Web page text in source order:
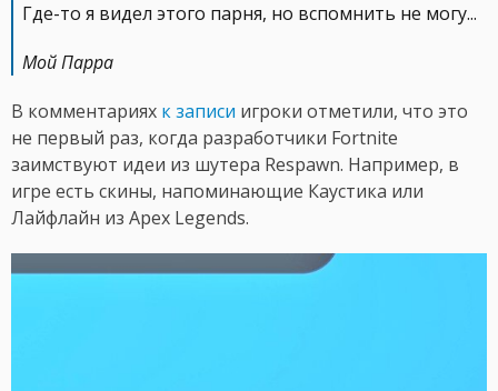
Где-то я видел этого парня, но вспомнить не могу...
Мой Парра
В комментариях к записи игроки отметили, что это
не первый раз, когда разработчики Fortnite
заимствуют идеи из шутера Respawn. Например, в
игре есть скины, напоминающие Каустика или
Лайфлайн из Apex Legends.